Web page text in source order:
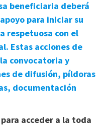
beneficiaria deberá
para iniciar su
respetuosa con el
Estas acciones de
convocatoria y
de difusión, píldoras
documentación
acceder a la toda